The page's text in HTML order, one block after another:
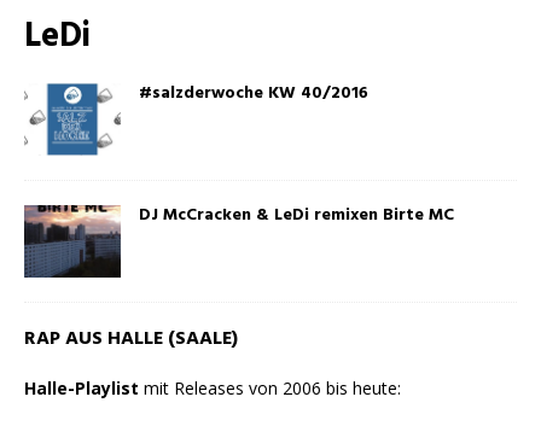
LeDi
#salzderwoche KW 40/2016
DJ McCracken & LeDi remixen Birte MC
RAP AUS HALLE (SAALE)
Halle-Playlist mit Releases von 2006 bis heute: